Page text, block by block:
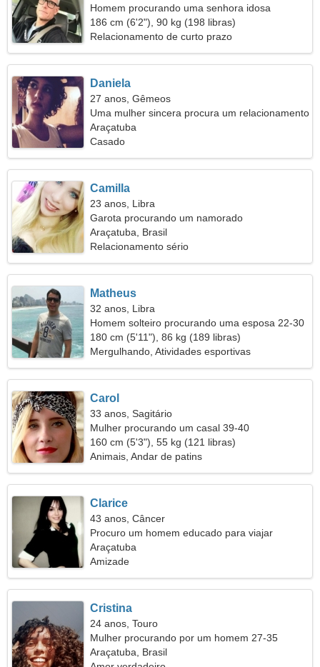
Homem procurando uma senhora idosa
186 cm (6'2"), 90 kg (198 libras)
Relacionamento de curto prazo
Daniela
27 anos, Gêmeos
Uma mulher sincera procura um relacionamento
sério
Araçatuba
Casado
Camilla
23 anos, Libra
Garota procurando um namorado
Araçatuba, Brasil
Relacionamento sério
Matheus
32 anos, Libra
Homem solteiro procurando uma esposa 22-30
180 cm (5'11"), 86 kg (189 libras)
Mergulhando, Atividades esportivas
Carol
33 anos, Sagitário
Mulher procurando um casal 39-40
160 cm (5'3"), 55 kg (121 libras)
Animais, Andar de patins
Clarice
43 anos, Câncer
Procuro um homem educado para viajar
Araçatuba
Amizade
Cristina
24 anos, Touro
Mulher procurando por um homem 27-35
Araçatuba, Brasil